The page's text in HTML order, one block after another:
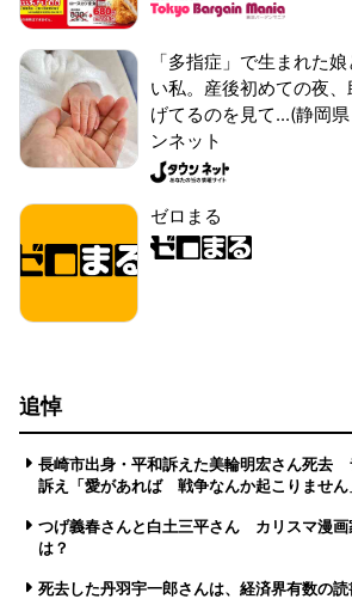
「多指症」で生まれた
い私。産後初めての夜
げてるのを見て...(静岡
ンネット
ゼロまる
追悼
長崎市出身・平和訴えた美輪明宏さん死去
訴え「愛があれば 戦争なんか起こりません
つげ義春さんと白土三平さん カリスマ漫画
は？
死去した丹羽宇一郎さんは、経済界有数の